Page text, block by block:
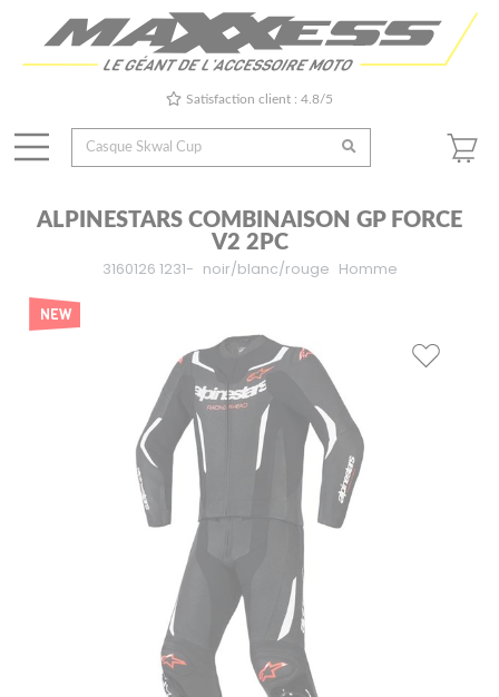
Satisfaction client : 4.8/5
ALPINESTARS COMBINAISON GP FORCE
V2 2PC
3160126 1231- noir/blanc/rouge Homme
NEW